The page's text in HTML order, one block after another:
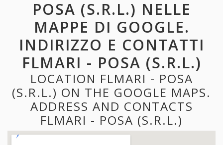
POSA (S.R.L.) NELLE
MAPPE DI GOOGLE.
INDIRIZZO E CONTATTI
FLMARI - POSA (S.R.L.)
LOCATION FLMARI - POSA
(S.R.L.) ON THE GOOGLE MAPS.
ADDRESS AND CONTACTS
FLMARI - POSA (S.R.L.)